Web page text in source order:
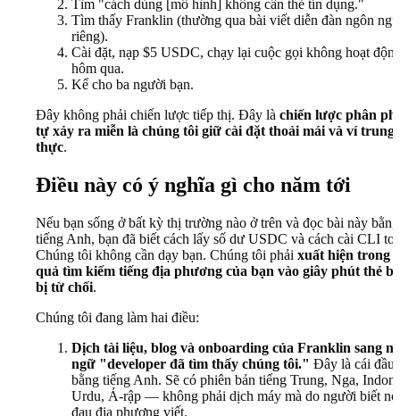
Tìm "cách dùng [mô hình] không cần thẻ tín dụng."
Tìm thấy Franklin (thường qua bài viết diễn đàn ngôn ngữ
riêng).
Cài đặt, nạp $5 USDC, chạy lại cuộc gọi không hoạt
hôm qua.
Kể cho ba người bạn.
Đây không phải chiến lược tiếp thị. Đây là chiến lược phân
tự xảy ra miễn là chúng tôi giữ cài đặt thoải mái và ví trung
thực.
Điều này có ý nghĩa gì cho năm tới
Nếu bạn sống ở bất kỳ thị trường nào ở trên và đọc bài này bằng
tiếng Anh, bạn đã biết cách lấy số dư USDC và cách cài CLI
Chúng tôi không cần dạy bạn. Chúng tôi phải xuất hiện trong
quả tìm kiếm tiếng địa phương của bạn vào giây phút thẻ
bị từ chối.
Chúng tôi đang làm hai điều:
Dịch tài liệu, blog và onboarding của Franklin sang
ngữ "developer đã tìm thấy chúng tôi." Đây là cái đầu
bằng tiếng Anh. Sẽ có phiên bản tiếng Trung, Nga,
Urdu, Ả-rập — không phải dịch máy mà do người biết
đau địa phương viết.